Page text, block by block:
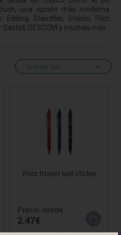
una opción más moderna.
Edding, Staedtler, Stabilo, Pilot,
DESCOM y muchas más.
Ordenar por
Pilot frixion ball clicker
Precio desde
2.47€